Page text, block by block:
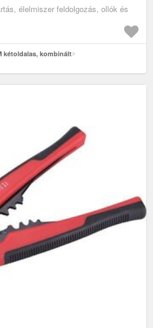
élelmiszer feldolgozás, ollók és
kétoldalas, kombinált